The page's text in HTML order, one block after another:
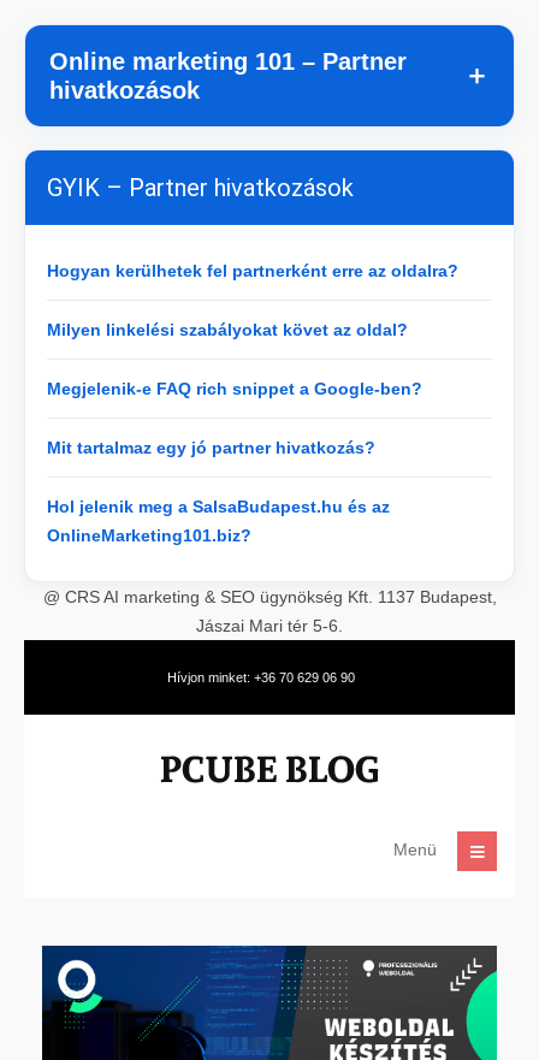
Online marketing 101 – Partner
hivatkozások
＋
GYIK – Partner hivatkozások
Hogyan kerülhetek fel partnerként erre az oldalra?
Milyen linkelési szabályokat követ az oldal?
Megjelenik-e FAQ rich snippet a Google-ben?
Mit tartalmaz egy jó partner hivatkozás?
Hol jelenik meg a SalsaBudapest.hu és az
OnlineMarketing101.biz?
@ CRS AI marketing & SEO ügynökség Kft. 1137 Budapest,
Jászai Mari tér 5-6.
Hívjon minket: +36 70 629 06 90
Menü